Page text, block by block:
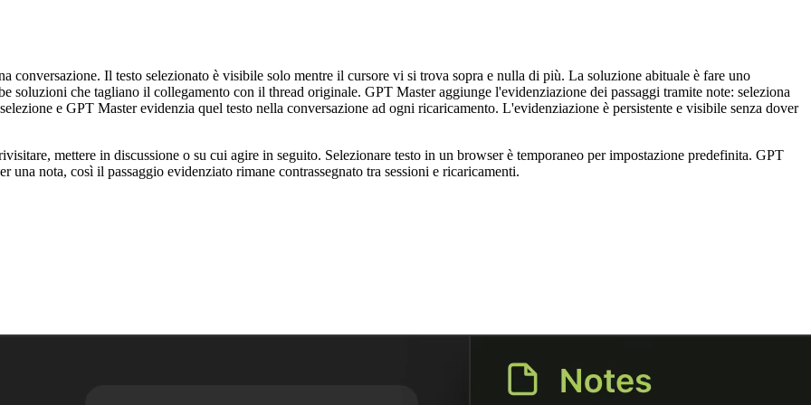
conversazione. Il testo selezionato è visibile solo mentre il cursore vi si trova sopra e nulla di più. La soluzione abituale è fare uno
soluzioni che tagliano il collegamento con il thread originale. GPT Master aggiunge l'evidenziazione dei passaggi tramite note: seleziona
e GPT Master evidenzia quel testo nella conversazione ad ogni ricaricamento. L'evidenziazione è persistente e visibile senza dover
mettere in discussione o su cui agire in seguito. Selezionare testo in un browser è temporaneo per impostazione predefinita. GPT
una nota, così il passaggio evidenziato rimane contrassegnato tra sessioni e ricaricamenti.